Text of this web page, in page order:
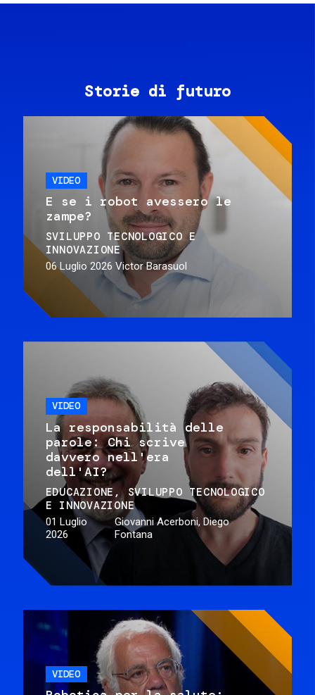
Storie di futuro
VIDEO
E se i robot avessero le
zampe?
SVILUPPO TECNOLOGICO E
INNOVAZIONE
06 Luglio 2026 Victor Barasuol
VIDEO
La responsabilità delle
parole: Chi scrive
davvero nell'era
dell'AI?
EDUCAZIONE
SVILUPPO TECNOLOGICO
E INNOVAZIONE
01 Luglio
2026
Giovanni Acerboni, Diego
Fontana
VIDEO